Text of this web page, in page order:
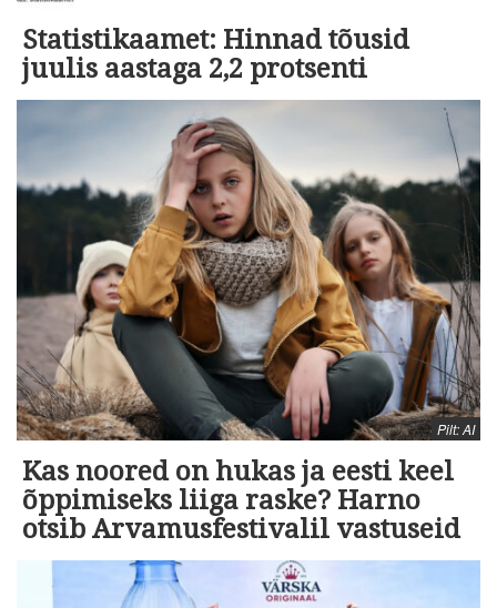
Statistikaamet: Hinnad tõusid
juulis aastaga 2,2 protsenti
Pilt: AI
Kas noored on hukas ja eesti keel
õppimiseks liiga raske? Harno
otsib Arvamusfestivalil vastuseid